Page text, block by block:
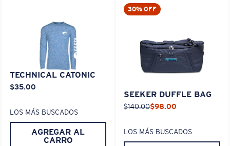
TECHNICAL CATONIC
$35.00
LOS MÁS BUSCADOS
AGREGAR AL
CARRO
30% OFF
SEEKER DUFFLE BAG
$140.00$98.00
LOS MÁS BUSCADOS